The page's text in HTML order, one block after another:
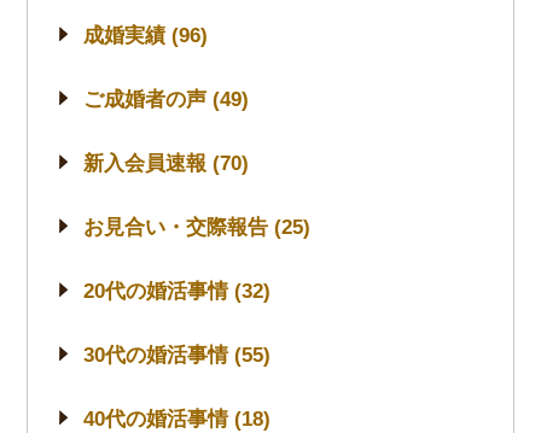
成婚実績 (96)
ご成婚者の声 (49)
新入会員速報 (70)
お見合い・交際報告 (25)
20代の婚活事情 (32)
30代の婚活事情 (55)
40代の婚活事情 (18)